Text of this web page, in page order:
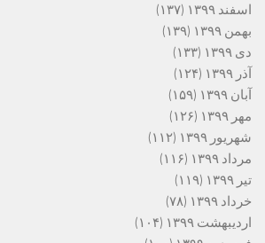
اسفند ۱۳۹۹
(۱۳۷)
بهمن ۱۳۹۹
(۱۳۹)
دی ۱۳۹۹
(۱۳۳)
آذر ۱۳۹۹
(۱۲۴)
آبان ۱۳۹۹
(۱۵۹)
مهر ۱۳۹۹
(۱۲۶)
شهریور ۱۳۹۹
(۱۱۲)
مرداد ۱۳۹۹
(۱۱۶)
تیر ۱۳۹۹
(۱۱۹)
خرداد ۱۳۹۹
(۷۸)
اردیبهشت ۱۳۹۹
(۱۰۴)